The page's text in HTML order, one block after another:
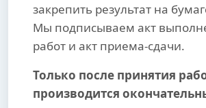
закрепить результат на
Мы подписываем акт
работ и акт приема-сдачи.
Только после принятия
производится